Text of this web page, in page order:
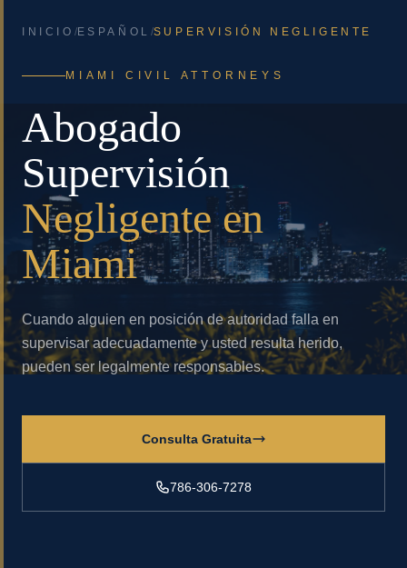
INICIO /ESPAÑOL /SUPERVISIÓN NEGLIGENTE
MIAMI CIVIL ATTORNEYS
Abogado
Supervisión
Negligente en
Miami
Cuando alguien en posición de autoridad falla en
supervisar adecuadamente y usted resulta herido,
pueden ser legalmente responsables.
Consulta Gratuita
786-306-7278